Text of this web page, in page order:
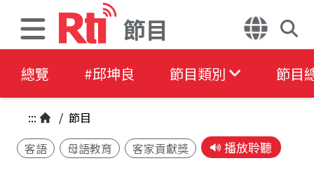
節目
總覽 #邱坤良 節目類別 節目
::: / 節目
客語
母語教育 客家貢獻獎 播放聆聽